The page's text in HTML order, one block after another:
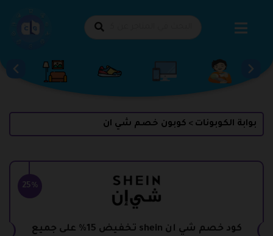
بوابة الكوبونات > كوبون خصم شي ان
25%
كود خصم شي ان shein تخفيض 15% على جميع